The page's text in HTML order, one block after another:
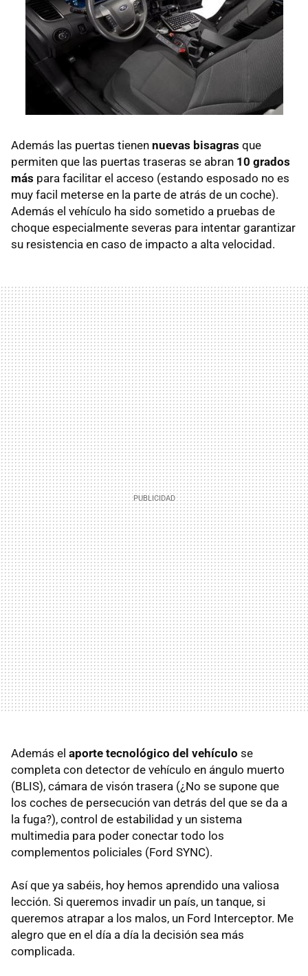
Además las puertas tienen nuevas bisagras que
permiten que las puertas traseras se abran 10 grados
más para facilitar el acceso (estando esposado no es
muy facil meterse en la parte de atrás de un coche).
Además el vehículo ha sido sometido a pruebas de
choque especialmente severas para intentar garantizar
su resistencia en caso de impacto a alta velocidad.
Además el aporte tecnológico del vehículo se
completa con detector de vehículo en ángulo muerto
(BLIS), cámara de visón trasera (¿No se supone que
los coches de persecución van detrás del que se da a
la fuga?), control de estabilidad y un sistema
multimedia para poder conectar todo los
complementos policiales (Ford SYNC).
Así que ya sabéis, hoy hemos aprendido una valiosa
lección. Si queremos invadir un país, un tanque, si
queremos atrapar a los malos, un Ford Interceptor. Me
alegro que en el día a día la decisión sea más
complicada.